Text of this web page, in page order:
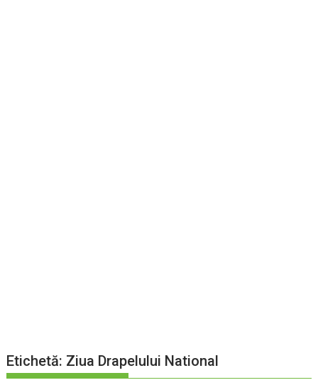
Etichetă: Ziua Drapelului National